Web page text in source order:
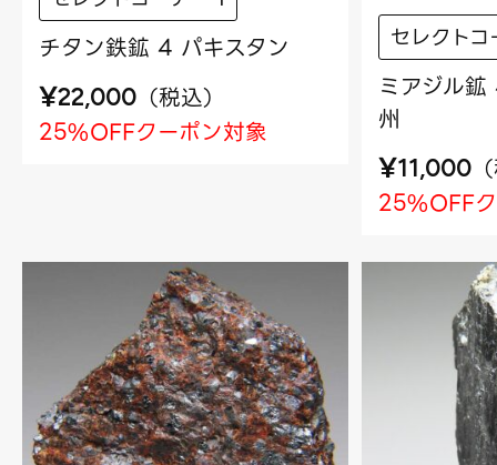
チタン鉄鉱 4 パキスタン
¥22,000 （税込）
25%OFFクーポン対象
セレクトコ
ミアジル
州
¥11,000 （
25%OFF